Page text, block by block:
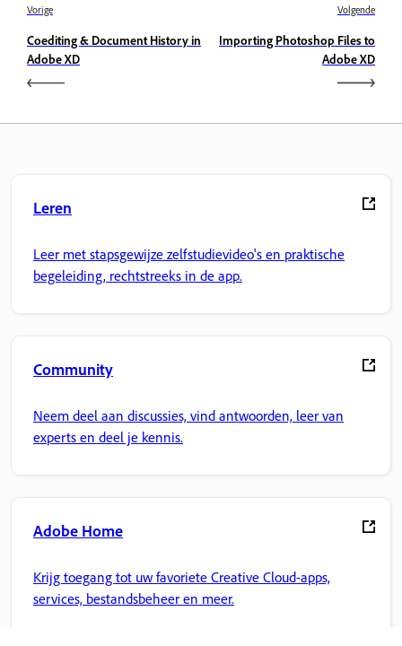
Vorige
Coediting & Document History in
Adobe XD
Volgende
Importing Photoshop Files to
Adobe XD
Leren
Leer met stapsgewijze zelfstudievideo's en praktische
begeleiding, rechtstreeks in de app.
Community
Neem deel aan discussies, vind antwoorden, leer van
experts en deel je kennis.
Adobe Home
Krijg toegang tot uw favoriete Creative Cloud-apps,
services, bestandsbeheer en meer.